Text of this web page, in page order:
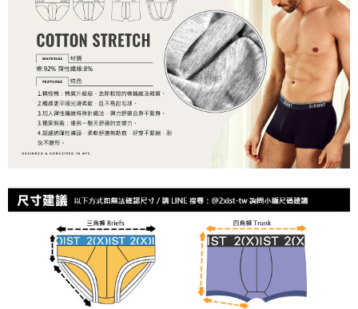
５．嚴禁一人註冊多個帳號或使用他人資訊註冊。若發現惡意使用之情形，
恩沛科技股份有限公司將有權停止該用戶之使用額度並採取法律行動。